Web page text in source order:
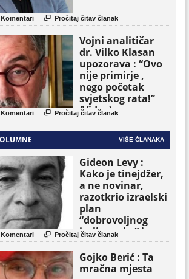
Komentari  Pročitaj čitav članak
Vojni analitičar
dr. Vilko Klasan
upozorava : “Ovo
nije primirje ,
nego početak
svjetskog rata!”
(Video)
Komentari  Pročitaj čitav članak
VIŠE ČLANAKA
Gideon Levy :
Kako je tinejdžer,
a ne novinar,
razotkrio izraelski
plan
“dobrovoljnog
iseljavanja ” iz
Gaze
Komentari  Pročitaj čitav članak
Gojko Berić : Ta
mračna mjesta